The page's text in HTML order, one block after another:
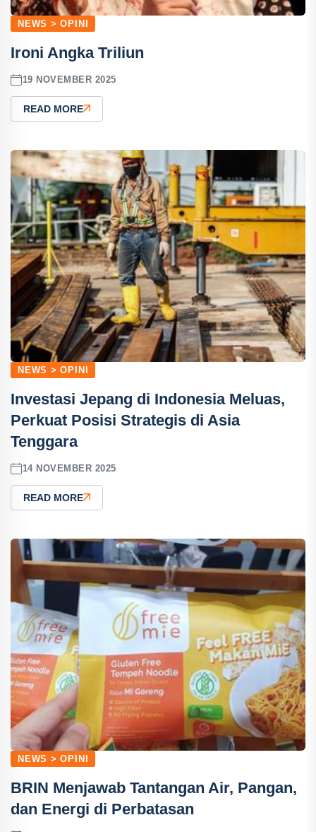
NEWS > OPINI
Ironi Angka Triliun
19 NOVEMBER 2025
READ MORE
NEWS > OPINI
Investasi Jepang di Indonesia Meluas,
Perkuat Posisi Strategis di Asia
Tenggara
14 NOVEMBER 2025
READ MORE
NEWS > OPINI
BRIN Menjawab Tantangan Air, Pangan,
dan Energi di Perbatasan